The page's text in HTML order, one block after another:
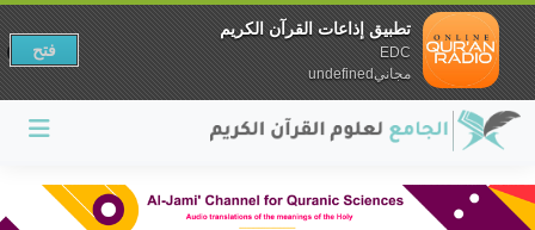
تطبيق إذاعات القرآن الكريم
EDC
مجانيundefined
فتح